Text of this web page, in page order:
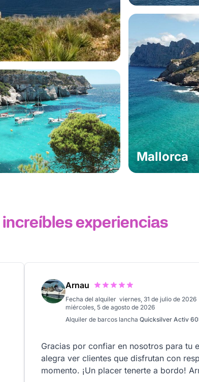
Mallorca
increíbles experiencias
Arnau
Fecha del alquiler viernes, 31 de julio de 2026
miércoles, 5 de agosto de 2026
Alquiler de barcos lancha Quicksilver Activ
Gracias por confiar en nosotros para tu
alegra ver clientes que disfrutan con
momento. ¡Un placer tenerte a bordo! Arnau & Víctor, Costa Blanca